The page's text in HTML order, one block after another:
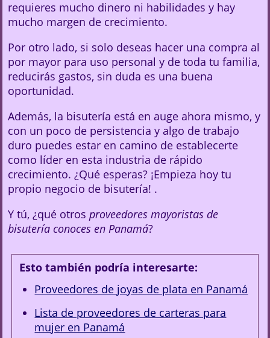
requieres mucho dinero ni habilidades y hay
mucho margen de crecimiento.
Por otro lado, si solo deseas hacer una compra al
por mayor para uso personal y de toda tu familia,
reducirás gastos, sin duda es una buena
oportunidad.
Además, la bisutería está en auge ahora mismo, y
con un poco de persistencia y algo de trabajo
duro puedes estar en camino de establecerte
como líder en esta industria de rápido
crecimiento. ¿Qué esperas? ¡Empieza hoy tu
propio negocio de bisutería! .
Y tú, ¿qué otrosproveedores mayoristas de
bisutería conoces en Panamá?
Esto también podría interesarte:
Proveedores de joyas de plata en Panamá
Lista de proveedores de carteras para
mujer en Panamá